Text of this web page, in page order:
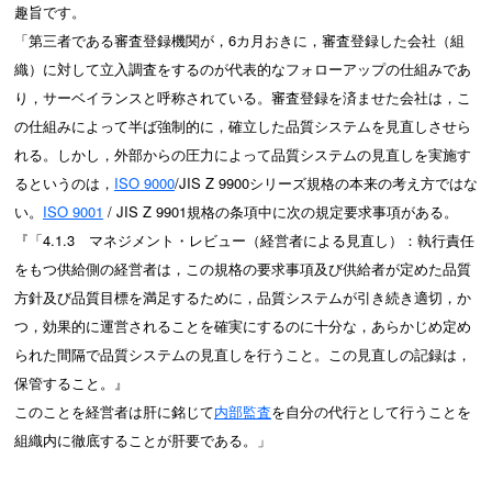
趣旨です。
「第三者である審査登録機関が，6カ月おきに，審査登録した会社（組
織）に対して立入調査をするのが代表的なフォローアップの仕組みであ
り，サーベイランスと呼称されている。審査登録を済ませた会社は，こ
の仕組みによって半ば強制的に，確立した品質システムを見直しさせら
れる。しかし，外部からの圧力によって品質システムの見直しを実施す
るというのは， ISO 9000/JIS Z 9900シリーズ規格の本来の考え方ではな
い。 ISO 9001 / JIS Z 9901規格の条項中に次の規定要求事項がある。
『「4.1.3 マネジメント・レビュー（経営者による見直し）：執行責任
をもつ供給側の経営者は，この規格の要求事項及び供給者が定めた品質
方針及び品質目標を満足するために，品質システムが引き続き適切，か
つ，効果的に運営されることを確実にするのに十分な，あらかじめ定め
られた間隔で品質システムの見直しを行うこと。この見直しの記録は，
保管すること。』
このことを経営者は肝に銘じて内部監査を自分の代行として行うことを
組織内に徹底することが肝要である。」